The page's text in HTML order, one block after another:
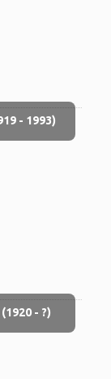
- 1993)
- ?)